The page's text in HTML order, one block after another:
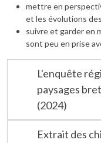
mettre en
et les évolutions
suivre et garder en
sont peu en prise
L'enquête
paysages
(2024)
Extrait des